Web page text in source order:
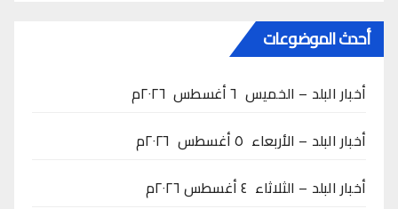
أحدث الموضوعات
أخبار البلد – الخميس ٦ أغسطس ٢٠٢٦م
أخبار البلد – الأربعاء ٥ أغسطس ٢٠٢٦م
أخبار البلد – الثلاثاء ٤ أغسطس ٢٠٢٦م